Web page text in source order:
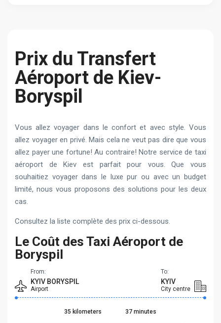
Prix du Transfert
Aéroport de Kiev-
Boryspil
Vous allez voyager dans le confort et avec style. Vous
allez voyager en privé. Mais cela ne veut pas dire que vous
allez payer une fortune! Au contraire! Notre service de taxi
aéroport de Kiev est parfait pour vous. Que vous
souhaitiez voyager dans le luxe pur ou avec un budget
limité, nous vous proposons des solutions pour les deux
cas.
Consultez la liste complète des prix ci-dessous.
Le Coût des Taxi Aéroport de
Boryspil
From:
KYIV BORYSPIL
Airport
To:
KYIV
City centre
35 kilometers 37 minutes